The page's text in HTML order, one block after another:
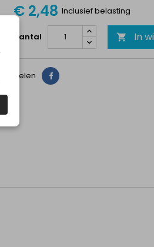
€ 2,48 Inclusief belasting
Aantal  In
Delen Delen